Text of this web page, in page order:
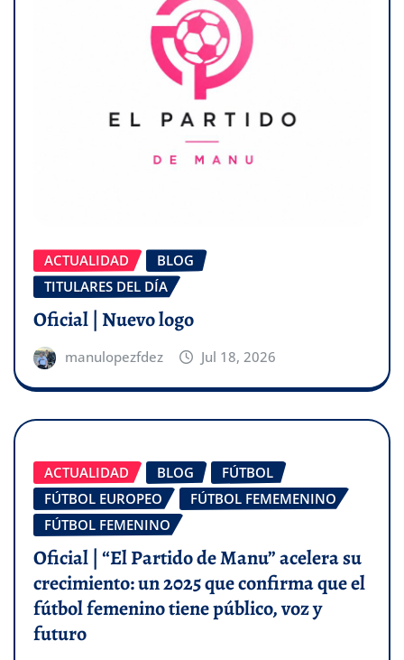
ACTUALIDAD
BLOG
TITULARES DEL DÍA
Oficial | Nuevo logo
manulopezfdez Jul 18, 2026
ACTUALIDAD BLOG
FÚTBOL
FÚTBOL EUROPEO
FÚTBOL FEMEMENINO
FÚTBOL FEMENINO
Oficial | “El Partido de Manu” acelera su
crecimiento: un 2025 que confirma que el
fútbol femenino tiene público, voz y
futuro